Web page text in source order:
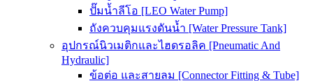
ปั๊มน้ำลีโอ [LEO Water Pump]
ถังควบคุมแรงดันน้ำ [Water Pressure Tank]
อุปกรณ์นิวเมติกและไฮดรอลิค [Pneumatic And
Hydraulic]
ข้อต่อ และสายลม [Connector Fitting & Tube]